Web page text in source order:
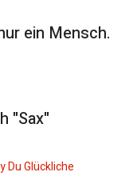
ein Mensch.
"Sax"